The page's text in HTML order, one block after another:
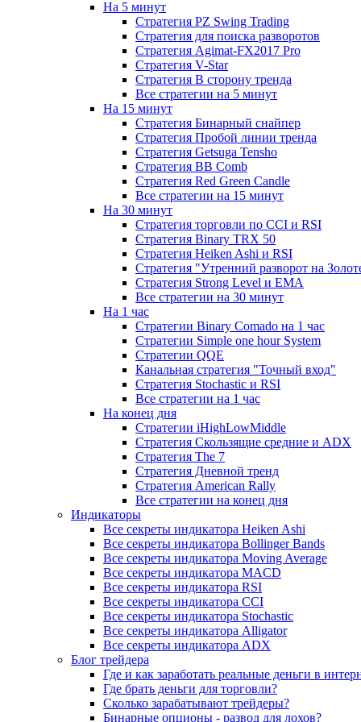
На 5 минут
Стратегия PZ Swing Trading
Стратегия для поиска разворотов
Стратегия Agimat-FX2017 Pro
Стратегия V-Star
Стратегия В сторону тренда
Все стратегии на 5 минут
На 15 минут
Стратегия Бинарный снайпер
Стратегия Пробой линии тренда
Стратегия Getsuga Tensho
Стратегия ВВ Comb
Стратегия Red Green Candle
Все стратегии на 15 минут
На 30 минут
Стратегия торговли по CCI и RSI
Стратегия Binary TRX 50
Стратегия Heiken Ashi и RSI
Стратегия "Утренний разворот на
Стратегия Strong Level и EMA
Все стратегии на 30 минут
На 1 час
Стратегии Binary Comado на 1 час
Стратегии Simple one hour System
Стратегии QQE
Канальная стратегия "Точный вход"
Стратегия Stochastic и RSI
Все стратегии на 1 час
На конец дня
Стратегии iHighLowMiddle
Стратегия Скользящие средние и ADX
Стратегия The 7
Стратегия Дневной тренд
Стратегия American Rally
Все стратегии на конец дня
Индикаторы
Все секреты индикатора Heiken Ashi
Все секреты индикатора Bollinger Bands
Все секреты индикатора Moving Average
Все секреты индикатора MACD
Все секреты индикатора RSI
Все секреты индикатора CCI
Все секреты индикатора Stochastic
Все секреты индикатора Alligator
Все секреты индикатора ADX
Блог трейдера
Где и как заработать реальные деньги в
Где брать деньги для торговли?
Сколько зарабатывают трейдеры?
Бинарные опционы - развод для лохов?